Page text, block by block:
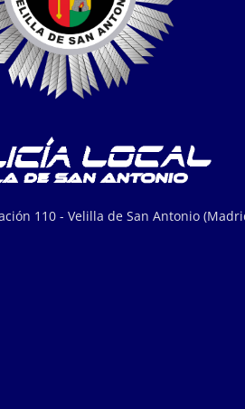
110 - Velilla de San Antonio